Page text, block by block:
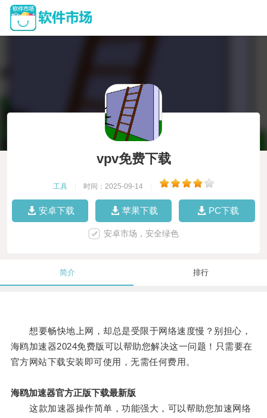
vpv免费下载
工具 时间：2025-09-14
安卓下载 苹果下载 PC下载
安卓市场，安全绿色
简介 排行
想要畅快地上网，却总是受限于网络速度慢？别担心，
海鸥加速器2024免费版可以帮助您解决这一问题！只需要在
官方网站下载安装即可使用，无需任何费用。
海鸥加速器官方正版下载最新版
这款加速器操作简单，功能强大，可以帮助您加速网络